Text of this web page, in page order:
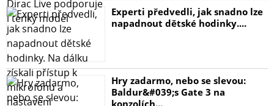
spolehlivou ochranu proti poškození.
Ultratenké provedení o tloušťce pouhých 0,2 mm
zajišťuje plnou kompatibilitu s většinou pouzder.
Technické Parametry
Experti předvedli, jak snadno lze
napadnout dětské hodinky....
Hry zadarmo, nebo se slevou:
Baldur&#039;s Gate 3 na
konzolích...